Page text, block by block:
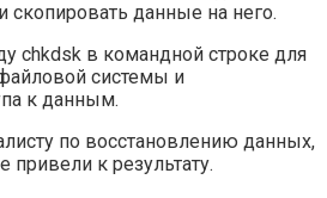
данные на него.
chkdsk в командной строке для
системы и
к данным.
по восстановлению данных,
привели к результату.